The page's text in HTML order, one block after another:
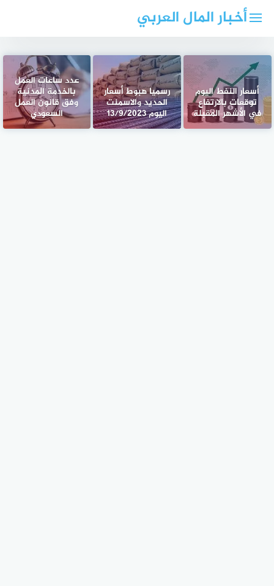
أخبار المال العربي
أسعار النفط اليوم
توقعات بالارتفاع
في الأشهر المقبلة
رسميا هبوط أسعار
الحديد والاسمنت
اليوم 13/9/2023
عدد ساعات العمل
بالخدمة المدنية
وفق قانون العمل
السعودي